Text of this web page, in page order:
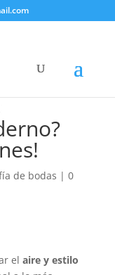
de bodas | 0
el aire y estilo